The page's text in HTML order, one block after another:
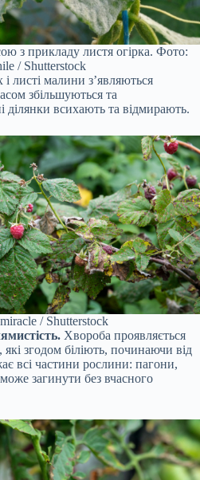
з прикладу листя огірка. Фото:
/ Shutterstock
і листі малини з’являються
збільшуються та
ділянки всихають та відмирають.
/ Shutterstock
Хвороба проявляється
згодом біліють, починаючи від
всі частини рослини: пагони,
загинути без вчасного